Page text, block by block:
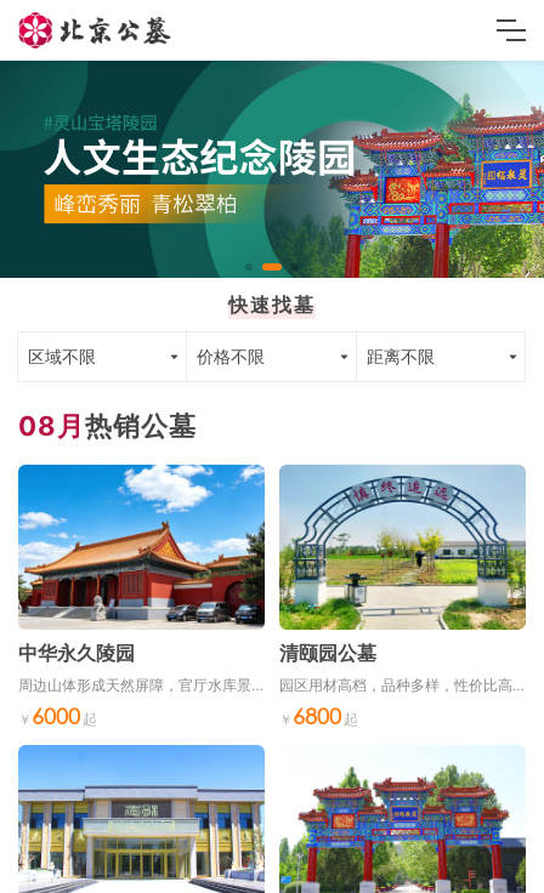
快速找墓
区域不限 价格不限 距离不限
08月 热销公墓
中华永久陵园
周边山体形成天然屏障，官厅水库景观相映成趣，构成和谐宜人的生态环境
6000
清颐园公墓
园区用材高档，品种多样，性价比高，低于京津市场50%以上
6800